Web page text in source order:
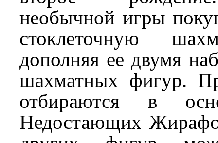
необычной игры
стоклеточную
дополняя ее двумя
шахматных фигур.
отбираются в
Недостающих